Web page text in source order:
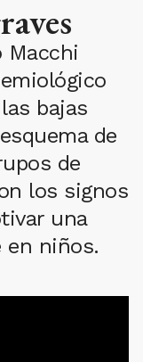
Macchi
bajas
de
de
los signos
una
en niños.